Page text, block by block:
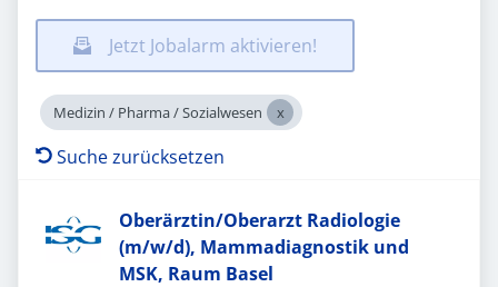
Jetzt Jobalarm aktivieren!
Medizin / Pharma / Sozialwesen
Suche zurücksetzen
Oberärztin/Oberarzt Radiologie
(m/w/d), Mammadiagnostik und
MSK, Raum Basel